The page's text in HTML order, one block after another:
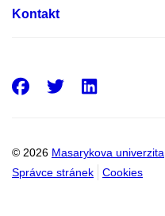
Kontakt
© 2026 Masarykova univerzita
Správce stránek
Cookies
Facebook
Twitter